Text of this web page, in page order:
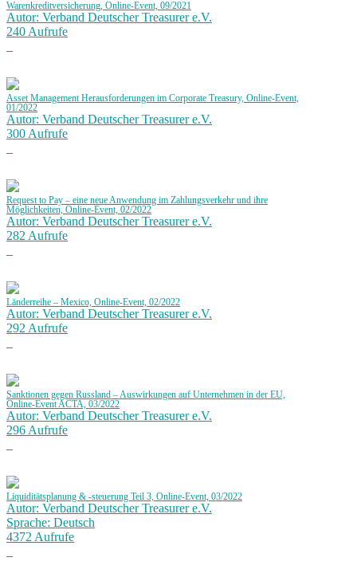
Warenkreditversicherung, Online-Event, 09/2021
Autor: Verband Deutscher Treasurer e.V.
240 Aufrufe
Asset Management Herausforderungen im Corporate Treasury, Online-Event,
01/2022
Autor: Verband Deutscher Treasurer e.V.
300 Aufrufe
Request to Pay – eine neue Anwendung im Zahlungsverkehr und ihre
Möglichkeiten, Online-Event, 02/2022
Autor: Verband Deutscher Treasurer e.V.
282 Aufrufe
Länderreihe – Mexico, Online-Event, 02/2022
Autor: Verband Deutscher Treasurer e.V.
292 Aufrufe
Sanktionen gegen Russland – Auswirkungen auf Unternehmen in der EU,
Online-Event ACTA, 03/2022
Autor: Verband Deutscher Treasurer e.V.
296 Aufrufe
Liquiditätsplanung & -steuerung Teil 3, Online-Event, 03/2022
Autor: Verband Deutscher Treasurer e.V.
Sprache: Deutsch
4372 Aufrufe